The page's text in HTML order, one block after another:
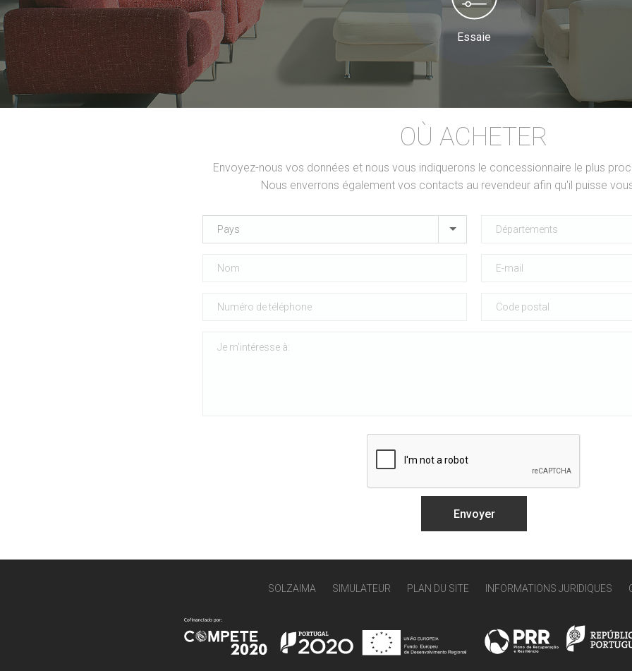
Essaie
OÙ ACHETER
Envoyez-nous vos données et nous vous indiquerons le concessionnaire le plus
Nous enverrons également vos contacts au revendeur afin qu'il puisse
Pays
SOLZAIMA SIMULATEUR PLAN DU SITE INFORMATIONS JURIDIQUES